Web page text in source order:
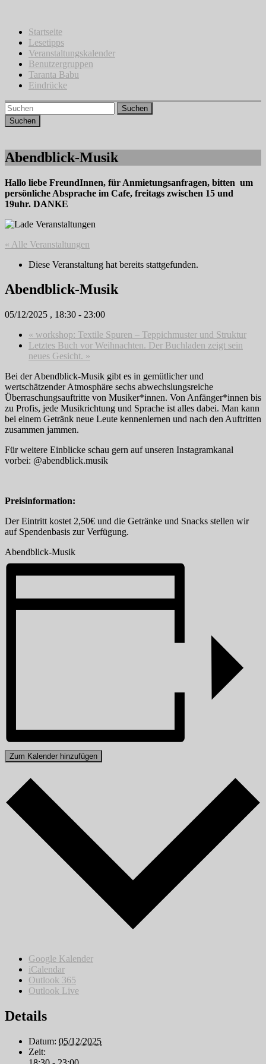
springenStartseite
Lesetipps
Veranstaltungskalender
Benutzergruppen
Taranta Babu
Eindrücke
Suchen
Abendblick-Musik
Hallo liebe FreundInnen, für Anmietungsanfragen, bitten um
persönliche Absprache im Cafe, freitags zwischen 15 und
19uhr. DANKE
« Alle Veranstaltungen
Diese Veranstaltung hat bereits stattgefunden.
Abendblick-Musik
05/12/2025 , 18:30 - 23:00
« workshop: Textile Spuren – Teppichmuster und Struktur
Letztes Buch vor Weihnachten. Der Buchladen zeigt sein
neues Gesicht. »
Bei der Abendblick-Musik gibt es in gemütlicher und
wertschätzender Atmosphäre sechs abwechslungsreiche
Überraschungsauftritte von Musiker*innen. Von Anfänger*innen bis
zu Profis, jede Musikrichtung und Sprache ist alles dabei. Man kann
bei einem Getränk neue Leute kennenlernen und nach den Auftritten
zusammen jammen.
Für weitere Einblicke schau gern auf unseren Instagramkanal
vorbei: @abendblick.musik
Preisinformation:
Der Eintritt kostet 2,50€ und die Getränke und Snacks stellen wir
auf Spendenbasis zur Verfügung.
Abendblick-Musik
Zum Kalender hinzufügen
Google Kalender
iCalendar
Outlook 365
Outlook Live
Details
Datum: 05/12/2025
Zeit: